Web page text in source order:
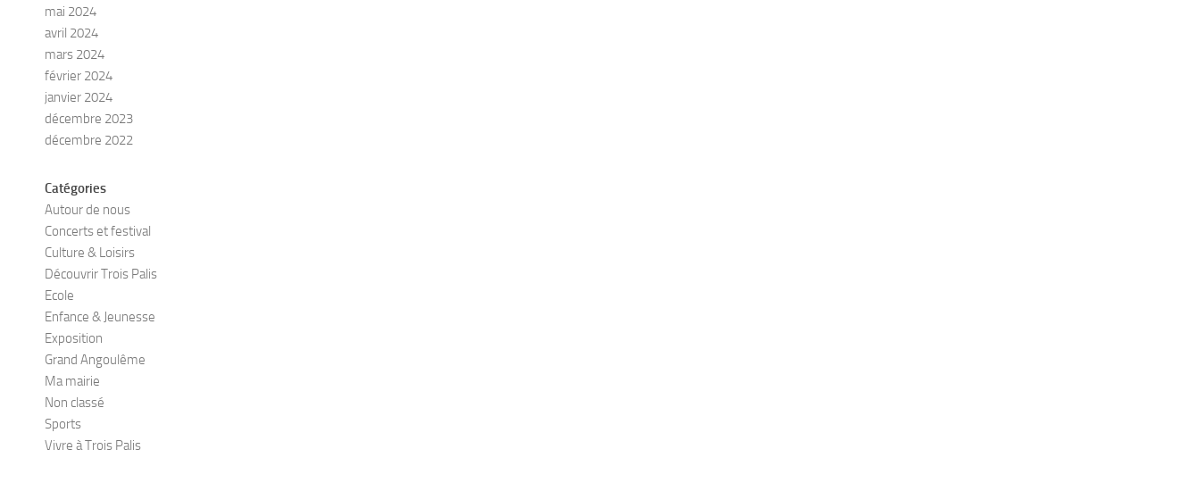
mai 2024
avril 2024
mars 2024
février 2024
janvier 2024
décembre 2023
décembre 2022
Catégories
Autour de nous
Concerts et festival
Culture & Loisirs
Découvrir Trois Palis
Ecole
Enfance & Jeunesse
Exposition
Grand Angoulême
Ma mairie
Non classé
Sports
Vivre à Trois Palis